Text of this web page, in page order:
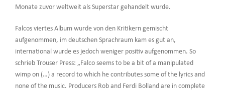
Monate zuvor weltweit als Superstar gehandelt wurde.
Falcos viertes Album wurde von den Kritikern gemischt
aufgenommen, im deutschen Sprachraum kam es gut an,
international wurde es jedoch weniger positiv aufgenommen. So
schrieb Trouser Press: „Falco seems to be a bit of a manipulated
wimp on (…) a record to which he contributes some of the lyrics and
none of the music. Producers Rob and Ferdi Bolland are in complete